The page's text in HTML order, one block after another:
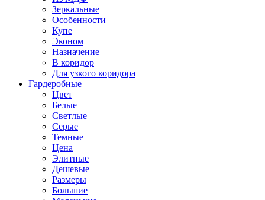
Зеркальные
Особенности
Купе
Эконом
Назначение
В коридор
Для узкого коридора
Гардеробные
Цвет
Белые
Светлые
Серые
Темные
Цена
Элитные
Дешевые
Размеры
Большие